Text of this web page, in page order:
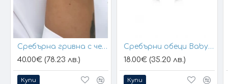
Сребърна гривна с черен конец и позлатени топчета
40.00€ (78.23 лв.)
Купи
Сребърни обеци Baby Hands
18.00€ (35.20 лв.)
Купи